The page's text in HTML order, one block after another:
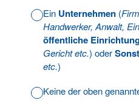
Ein Unternehmen (
Handwerker, Anwalt,
öffentliche
Gericht etc.) oder
etc.)
Keine der oben